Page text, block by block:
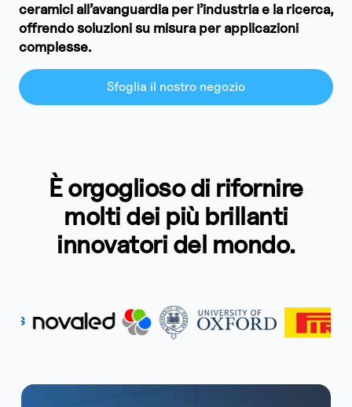
ceramici all’avanguardia per l’industria e la ricerca,
offrendo soluzioni su misura per applicazioni
complesse.
Sfoglia il nostro negozio
È orgoglioso di rifornire
molti dei più brillanti
innovatori del mondo.